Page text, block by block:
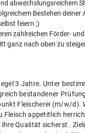
abwechslungsreichem
Bestehen
feiern ;)
zahlreichen Förder-
ganz nach oben zu
3 Jahre. Unter
bestandener
Fleischerei (m/w/d).
Fleisch appetitlich
Qualität sicherst .